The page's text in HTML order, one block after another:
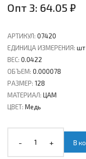
Опт 3: 64.05 ₽
АРТИКУЛ: 07420
ЕДИНИЦА ИЗМЕРЕНИЯ: шт
ВЕС: 0.0422
ОБЪЕМ: 0.000078
РАЗМЕР: 128
МАТЕРИАЛ: ЦАМ
ЦВЕТ: Медь
- + В